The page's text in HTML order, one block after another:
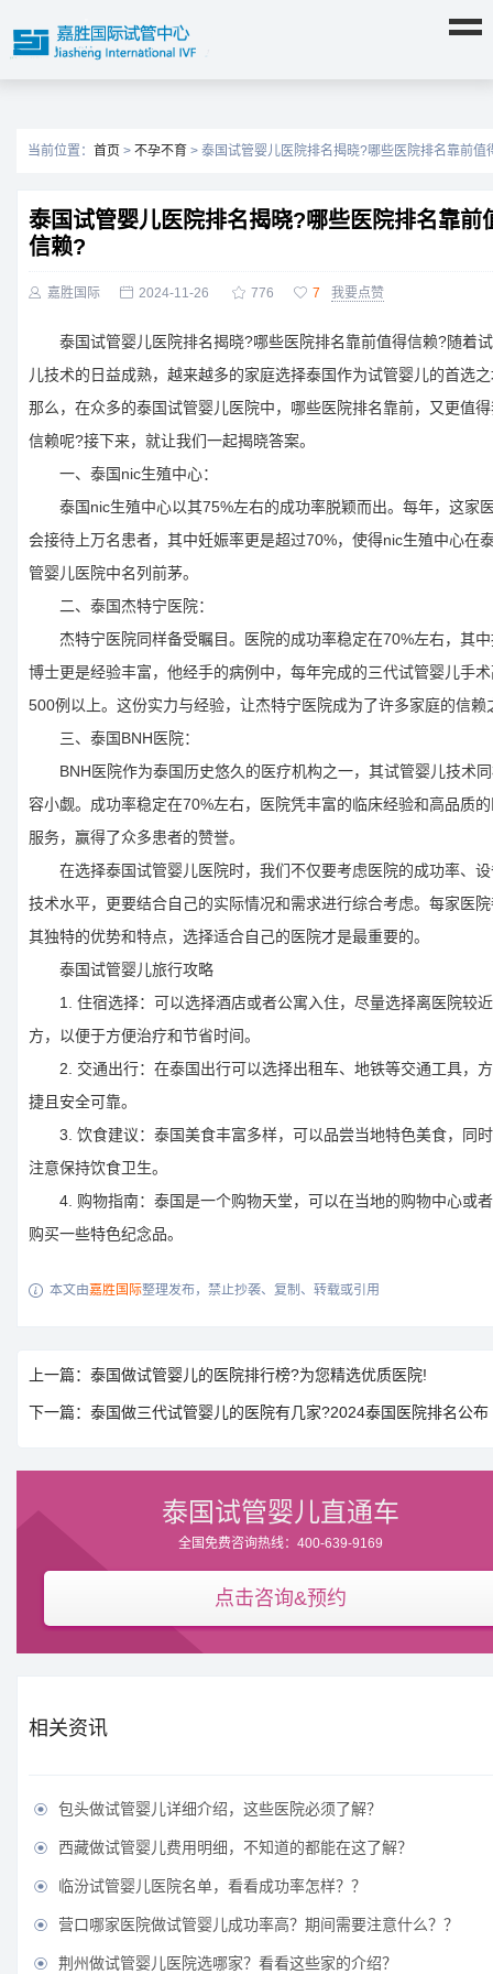
当前位置： 首页 > 不孕不育 > 泰国试管婴儿医院排名揭晓?哪些医院排名靠前值
泰国试管婴儿医院排名揭晓?哪些医院排名靠前
信赖?
 嘉胜国际  2024-11-26  776  7 我要点赞
泰国试管婴儿医院排名揭晓?哪些医院排名靠前值得信赖?随着
儿技术的日益成熟，越来越多的家庭选择泰国作为试管婴儿的首选
那么，在众多的泰国试管婴儿医院中，哪些医院排名靠前，又更值
信赖呢?接下来，就让我们一起揭晓答案。
一、泰国nic生殖中心：
泰国nic生殖中心以其75%左右的成功率脱颖而出。每年，这家
会接待上万名患者，其中妊娠率更是超过70%，使得nic生殖中心在
管婴儿医院中名列前茅。
二、泰国杰特宁医院：
杰特宁医院同样备受瞩目。医院的成功率稳定在70%左右，其中
博士更是经验丰富，他经手的病例中，每年完成的三代试管婴儿手
500例以上。这份实力与经验，让杰特宁医院成为了许多家庭的信赖
三、泰国BNH医院：
BNH医院作为泰国历史悠久的医疗机构之一，其试管婴儿技术
容小觑。成功率稳定在70%左右，医院凭丰富的临床经验和高品质
服务，赢得了众多患者的赞誉。
在选择泰国试管婴儿医院时，我们不仅要考虑医院的成功率、设
技术水平，更要结合自己的实际情况和需求进行综合考虑。每家医
其独特的优势和特点，选择适合自己的医院才是最重要的。
泰国试管婴儿旅行攻略
1. 住宿选择：可以选择酒店或者公寓入住，尽量选择离医院较
方，以便于方便治疗和节省时间。
2. 交通出行：在泰国出行可以选择出租车、地铁等交通工具，
捷且安全可靠。
3. 饮食建议：泰国美食丰富多样，可以品尝当地特色美食，同
注意保持饮食卫生。
4. 购物指南：泰国是一个购物天堂，可以在当地的购物中心或
购买一些特色纪念品。
 本文由嘉胜国际整理发布，禁止抄袭、复制、转载或引用
上一篇：泰国做试管婴儿的医院排行榜?为您精选优质医院!
下一篇：泰国做三代试管婴儿的医院有几家?2024泰国医院排名公布
泰国试管婴儿直通车
全国免费咨询热线：400-639-9169
点击咨询&预约
相关资讯
 包头做试管婴儿详细介绍，这些医院必须了解？
 西藏做试管婴儿费用明细，不知道的都能在这了解？
 临汾试管婴儿医院名单，看看成功率怎样？？
 营口哪家医院做试管婴儿成功率高？期间需要注意什么？？
 荆州做试管婴儿医院选哪家？看看这些家的介绍？